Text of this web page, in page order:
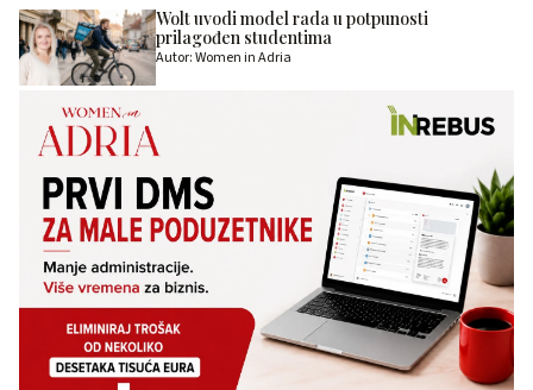
Wolt uvodi model rada u potpunosti
prilagođen studentima
Autor: Women in Adria